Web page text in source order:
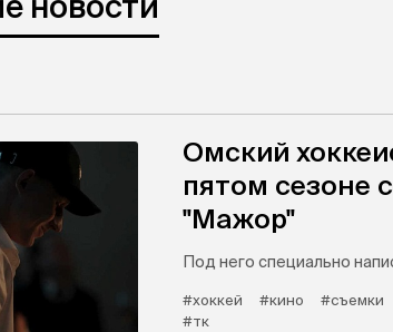
Омский
пятом сезоне
"Мажор"
Под него специально
#хоккей #кино #съемки
#тк